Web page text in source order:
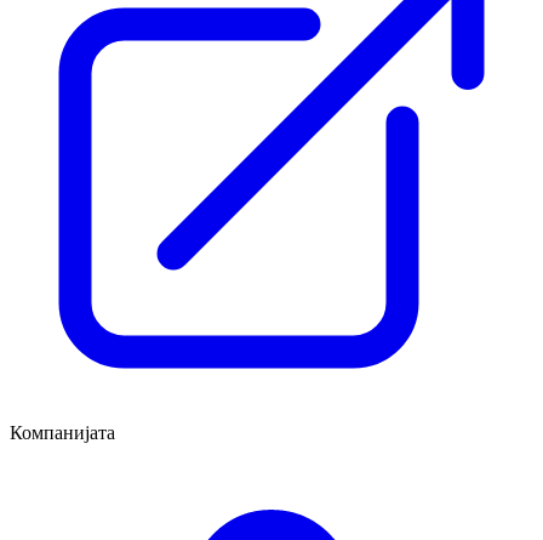
Компанијата